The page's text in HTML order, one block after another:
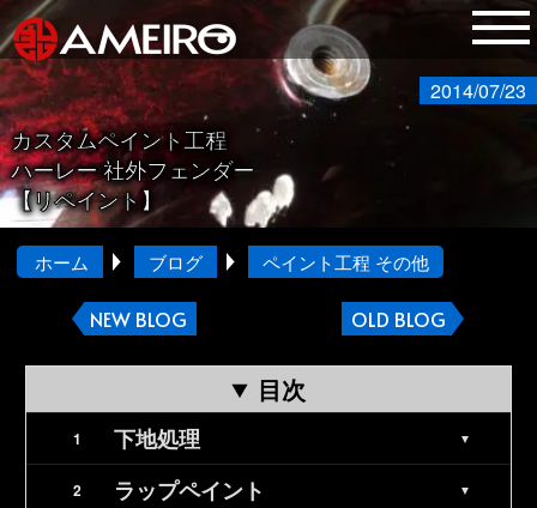
カスタムペイント工程
ハーレー 社外フェンダー
【リペイント】
2014/07/23
ホーム ブログ ペイント工程 その他
NEW BLOG OLD BLOG
目次
下地処理
ラップペイント